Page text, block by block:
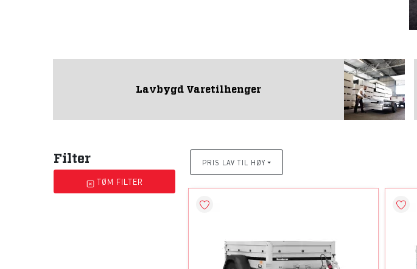
Lavbygd Varetilhenger
Filter
TØM FILTER
PRIS LAV TIL HØY